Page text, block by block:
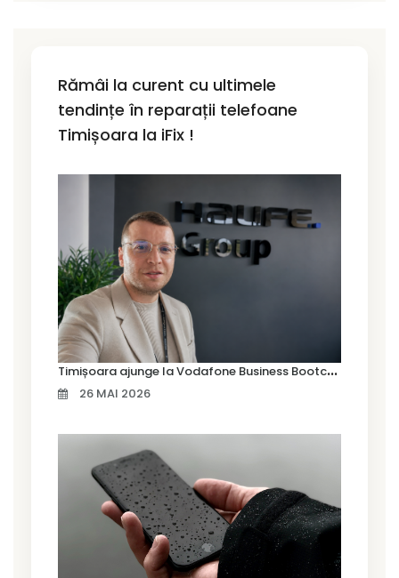
Rămâi la curent cu ultimele
tendințe în reparații telefoane
Timișoara la iFix !
T
imișoara ajunge la Vodafone Business Bootcamp prin Marius Cermian de la Armour România
26 MAI 2026